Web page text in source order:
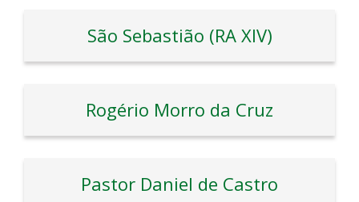
São Sebastião (RA XIV)
Rogério Morro da Cruz
Pastor Daniel de Castro